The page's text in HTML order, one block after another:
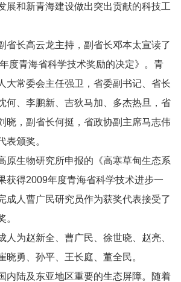
展和新青海建设做出突出贡献的科技工
长高云龙主持，副省长邓本太宣读了
度青海省科学技术奖励的决定》。青
大常委会主任强卫，省委副书记、省长
何、李鹏新、吉狄马加、多杰热旦，省
晓，副省长何挺，省政协副主席马志伟
表颁奖。
生物研究所申报的《高寒草甸生态系
获得2009年度青海省科学技术进步一
成人曹广民研究员作为获奖代表接受了
。
为赵新全、曹广民、徐世晓、赵亮、
晓勇、孙平、王长庭、董全民。
陆及东亚地区重要的生态屏障。随着